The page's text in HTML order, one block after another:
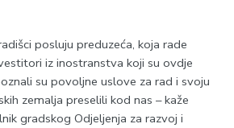
posluju preduzeća, koja rade
iz inostranstva koji su ovdje
su povoljne uslove za rad i svoju
zemalja preselili kod nas – kaže
gradskog Odjeljenja za razvoj i